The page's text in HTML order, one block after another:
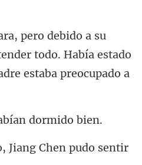
todo. Había estado
Jiang Chen pudo s